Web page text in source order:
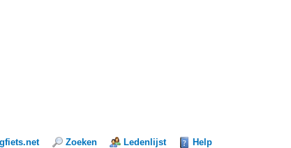
Zoeken Ledenlijst Help